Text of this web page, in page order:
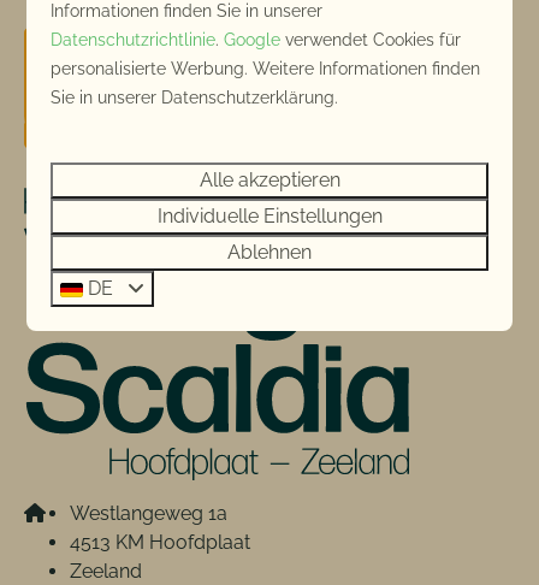
Westlangeweg 1a
4513 KM Hoofdplaat
Zeeland
Informationen finden Sie in unserer
Datenschutzrichtlinie.Google verwendet Cookies für
personalisierte Werbung. Weitere Informationen finden
Sie in unserer Datenschutzerklärung.
Alle akzeptieren
Individuelle Einstellungen
Ablehnen
DE